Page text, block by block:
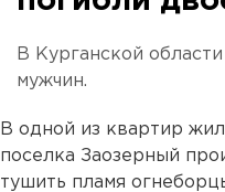
В Курганской
мужчин.
В одной из квартир
поселка Заозерный
тушить пламя